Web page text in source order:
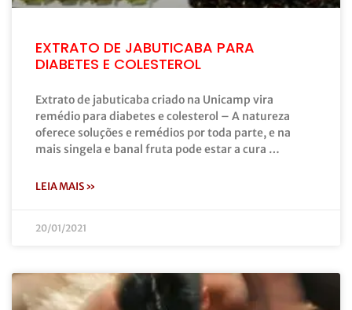
EXTRATO DE JABUTICABA PARA
DIABETES E COLESTEROL
Extrato de jabuticaba criado na Unicamp vira
remédio para diabetes e colesterol – A natureza
oferece soluções e remédios por toda parte, e na
mais singela e banal fruta pode estar a cura …
LEIA MAIS »
20/01/2021